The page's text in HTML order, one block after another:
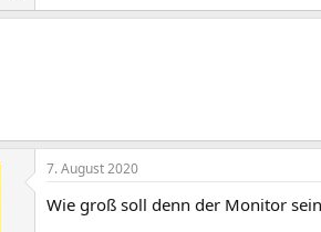
7. August 2020
Wie groß soll denn der Monitor